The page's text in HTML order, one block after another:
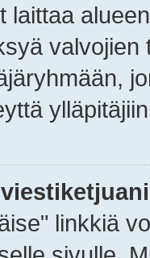
laittaa
linkkiä